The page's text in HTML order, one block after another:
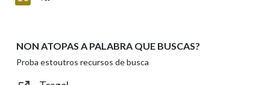
Texto de verificación
NON ATOPAS A PALABRA QUE BUSCAS?
Proba estoutros recursos de busca